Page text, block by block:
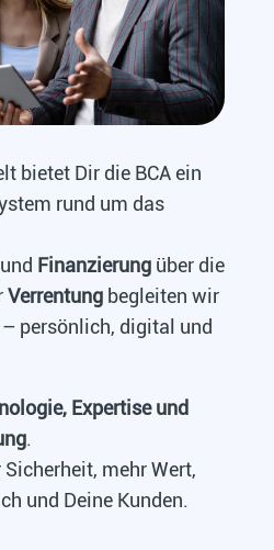
bietet Dir die BCA ein
rund um das
Finanzierungüber die
Verrentungbegleiten wir
persönlich, digital und
Expertise und
.
mehr Wert,
und Deine Kunden.